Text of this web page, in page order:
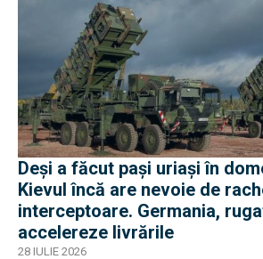
Deși a făcut pași uriași în
Kievul încă are nevoie de
interceptoare. Germania,
accelereze livrările
28 IULIE 2026